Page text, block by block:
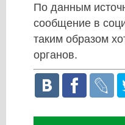
По данным
сообщение в
таким образом
органов.